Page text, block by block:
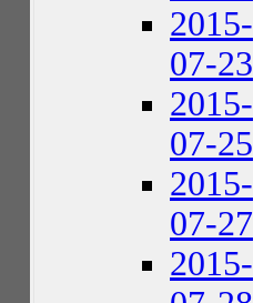
2015-
07-23
2015-
07-25
2015-
07-27
2015-